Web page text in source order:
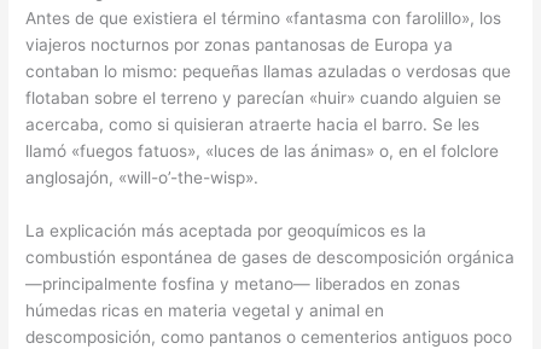
Antes de que existiera el término «fantasma con farolillo», los
viajeros nocturnos por zonas pantanosas de Europa ya
contaban lo mismo: pequeñas llamas azuladas o verdosas que
flotaban sobre el terreno y parecían «huir» cuando alguien se
acercaba, como si quisieran atraerte hacia el barro. Se les
llamó «fuegos fatuos», «luces de las ánimas» o, en el folclore
anglosajón, «will-o’-the-wisp».
La explicación más aceptada por geoquímicos es la
combustión espontánea de gases de descomposición orgánica
—principalmente fosfina y metano— liberados en zonas
húmedas ricas en materia vegetal y animal en
descomposición, como pantanos o cementerios antiguos poco